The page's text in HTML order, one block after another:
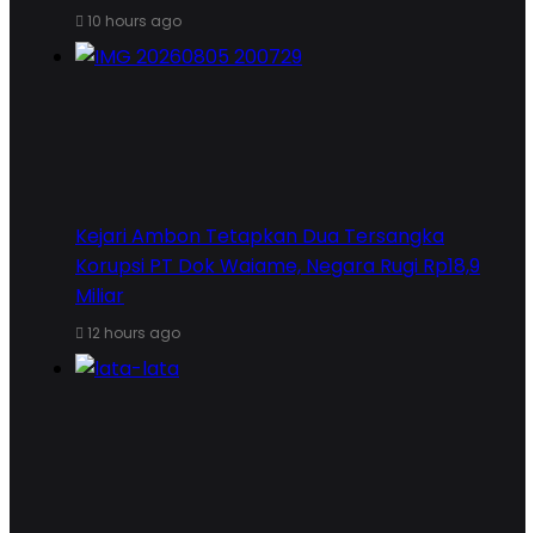
10 hours ago
Kejari Ambon Tetapkan Dua Tersangka
Korupsi PT Dok Waiame, Negara Rugi Rp18,9
Miliar
12 hours ago